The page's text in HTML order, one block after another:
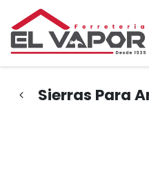
Sierras Para